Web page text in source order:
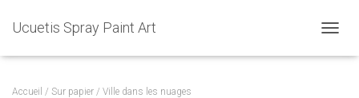
Ucuetis Spray Paint Art
É
Accueil / Sur papier / Ville dans les nuages